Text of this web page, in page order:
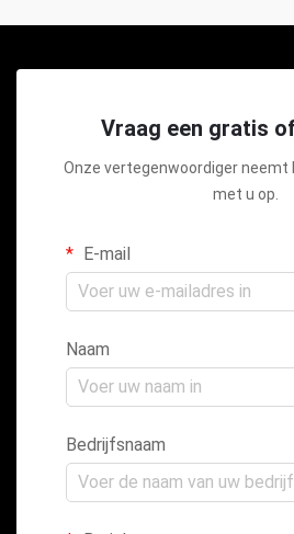
Vraag een gratis
Onze vertegenwoordiger
met u op.
E-mail
Naam
Bedrijfsnaam